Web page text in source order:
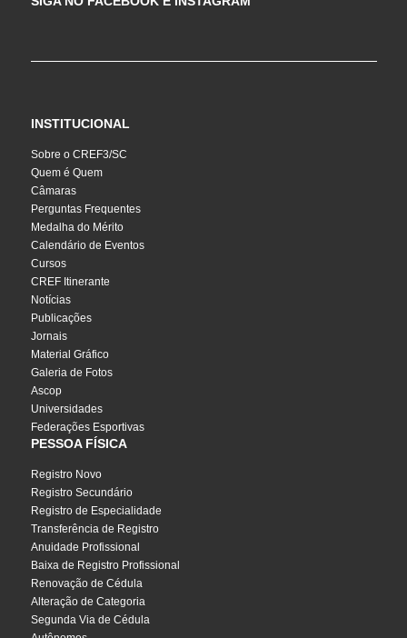
INSTITUCIONAL
Sobre o CREF3/SC
Quem é Quem
Câmaras
Perguntas Frequentes
Medalha do Mérito
Calendário de Eventos
Cursos
CREF Itinerante
Notícias
Publicações
Jornais
Material Gráfico
Galeria de Fotos
Ascop
Universidades
Federações Esportivas
PESSOA FÍSICA
Registro Novo
Registro Secundário
Registro de Especialidade
Transferência de Registro
Anuidade Profissional
Baixa de Registro Profissional
Renovação de Cédula
Alteração de Categoria
Segunda Via de Cédula